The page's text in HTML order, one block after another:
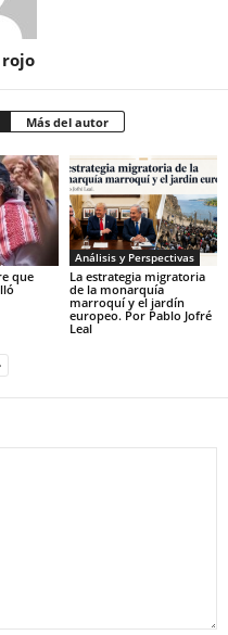
Más del autor
que
Análisis y Perspectivas
La estrategia migratoria
de la monarquía
marroquí y el jardín
europeo. Por Pablo Jofré
Leal